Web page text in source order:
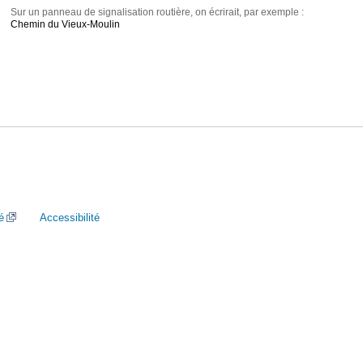
Sur un panneau de signalisation routière, on écrirait, par exemple :
Chemin du Vieux-Moulin
Accessibilité